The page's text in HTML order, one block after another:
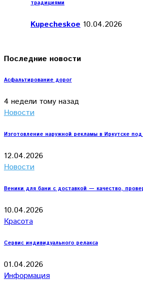
традициями
Kupecheskoe 10.04.2026
Последние новости
Асфальтирование дорог
4 недели тому назад
Новости
Изготовление наружной рекламы в Иркутске
12.04.2026
Новости
Веники для бани с доставкой — качество,
10.04.2026
Красота
Сервис индивидуального релакса
01.04.2026
Информация